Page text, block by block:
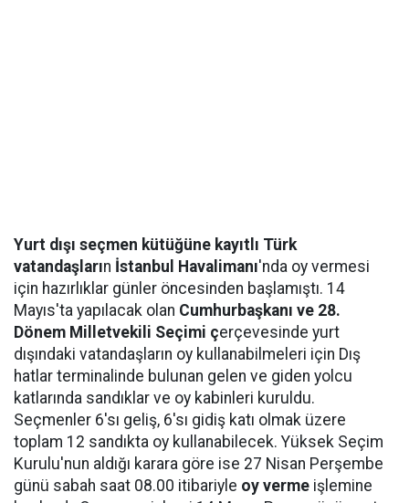
Yurt dışı seçmen kütüğüne kayıtlı Türk
vatandaşların İstanbul Havalimanı'nda oy vermesi
için hazırlıklar günler öncesinden başlamıştı. 14
Mayıs'ta yapılacak olan Cumhurbaşkanı ve 28.
Dönem Milletvekili Seçimi çerçevesinde yurt
dışındaki vatandaşların oy kullanabilmeleri için Dış
hatlar terminalinde bulunan gelen ve giden yolcu
katlarında sandıklar ve oy kabinleri kuruldu.
Seçmenler 6'sı geliş, 6'sı gidiş katı olmak üzere
toplam 12 sandıkta oy kullanabilecek. Yüksek Seçim
Kurulu'nun aldığı karara göre ise 27 Nisan Perşembe
günü sabah saat 08.00 itibariyle oy verme işlemine